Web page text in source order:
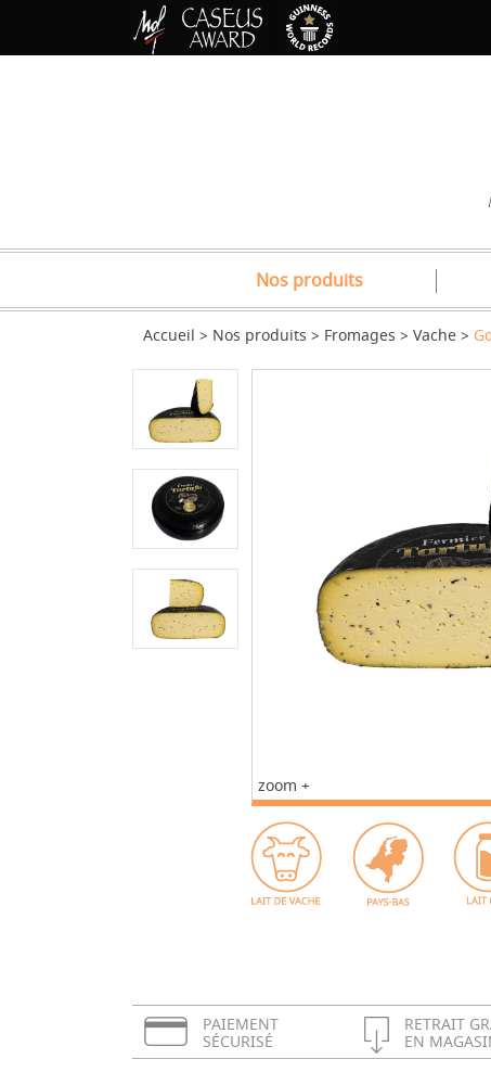
Nos produits
Accueil Nos produits Fromages Vache
zoom +
PAIEMENT
SÉCURISÉ
RETRAIT
EN